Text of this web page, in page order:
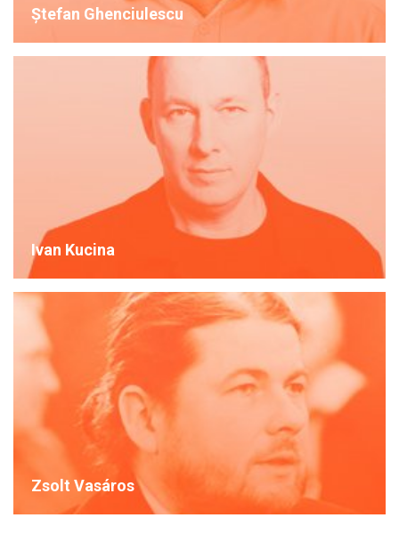
Ștefan Ghenciulescu
Ivan Kucina
Zsolt Vasáros